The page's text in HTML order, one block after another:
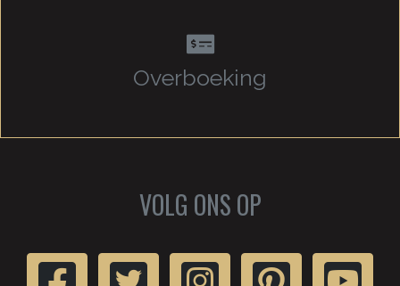
Overboeking
VOLG ONS OP